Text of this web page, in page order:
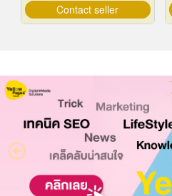
Contact seller